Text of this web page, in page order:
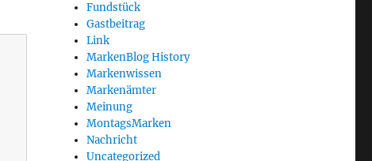
Fundstück
Gastbeitrag
Link
MarkenBlog History
Markenwissen
Markenämter
Meinung
MontagsMarken
Nachricht
Uncategorized